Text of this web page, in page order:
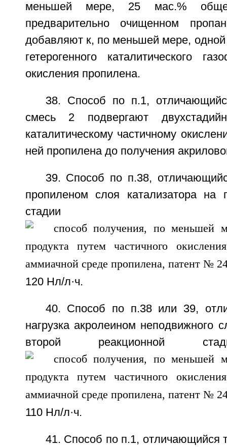
меньшей мере, 25 мас.%
предварительно очищенном
добавляют к, по меньшей мере, одной
гетерогенного каталитического
окисления пропилена.
38. Способ по п.1,
смесь 2 подвергают
каталитическому частичному
ней пропилена до получения
39. Способ по п.38,
пропиленом слоя катализатора на
стадии
120 Нл/л·ч.
40. Способ по п.38 или 39,
нагрузка акролеином неподвижного
второй реакционной
110 Нл/л·ч.
41. Способ по п.1, отличающийся